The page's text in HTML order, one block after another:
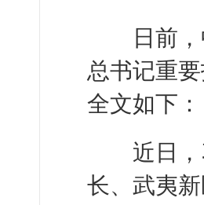
日前，中
总书记重
全文如下：
近日，习
长、武夷